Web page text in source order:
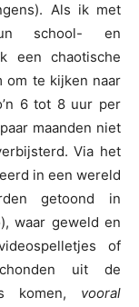
Als ik met
school- en
een chaotische
om te kijken naar
6 tot 8 uur per
maanden niet
Via het
in een wereld
getoond in
waar geweld en
of
uit de
komen, vooral